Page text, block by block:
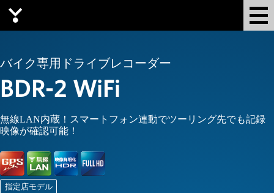
バイク専用ドライブレコーダー
BDR-2 WiFi
無線LAN内蔵！スマートフォン連動でツーリング先でも記録
映像が確認可能！
指定店モデル